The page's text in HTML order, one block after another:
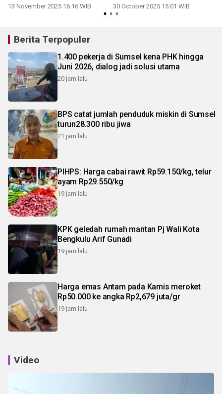
13 November 2025 16:16 WIB 30 October 2025 15:01 WIB
Berita Terpopuler
1.400 pekerja di Sumsel kena PHK hingga
Juni 2026, dialog jadi solusi utama
20 jam lalu
BPS catat jumlah penduduk miskin di Sumsel
turun28.300 ribu jiwa
21 jam lalu
PIHPS: Harga cabai rawit Rp59.150/kg, telur
ayam Rp29.550/kg
19 jam lalu
KPK geledah rumah mantan Pj Wali Kota
Bengkulu Arif Gunadi
19 jam lalu
Harga emas Antam pada Kamis meroket
Rp50.000 ke angka Rp2,679 juta/gr
19 jam lalu
Video